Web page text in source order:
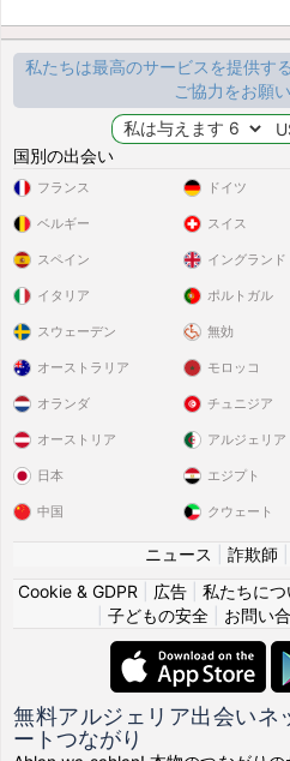
私たちは最高のサービスを提供す
ご協力をお願
国別の出会い
フランス
ベルギー
スペイン
イタリア
スウェーデン
ドイツ
スイス
イングランド
ポルトガル
無効
オーストラリア
オランダ
オーストリア
日本
中国
モロッコ
チュニジア
アルジェリア
エジプト
クウェート
ニュース 詐欺師
Cookie & GDPR
広告 私たちにつ
子どもの安全| お問い
無料アルジェリア出会い
ートつながり